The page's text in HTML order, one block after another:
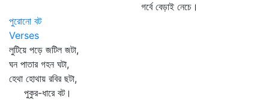
গর্বে বেড়াই নেচে।
পুরোনো বট
Verses
লুটিয়ে পড়ে জটিল জটা,
ঘন পাতার গহন ঘটা,
হেথা হোথায় রবির ছটা,
পুকুর-ধারে বট।